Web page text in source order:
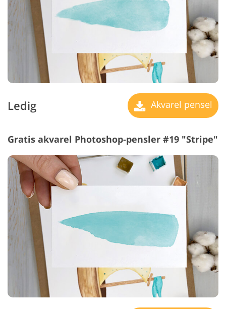
Ledig Akvarel pensel
Gratis akvarel Photoshop-pensler #19 "Stripe"